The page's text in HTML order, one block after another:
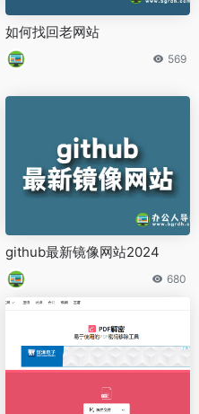
如何找回老网站
569
github最新镜像网站2024
680